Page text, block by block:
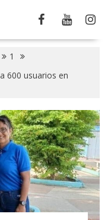
1
600 usuarios en